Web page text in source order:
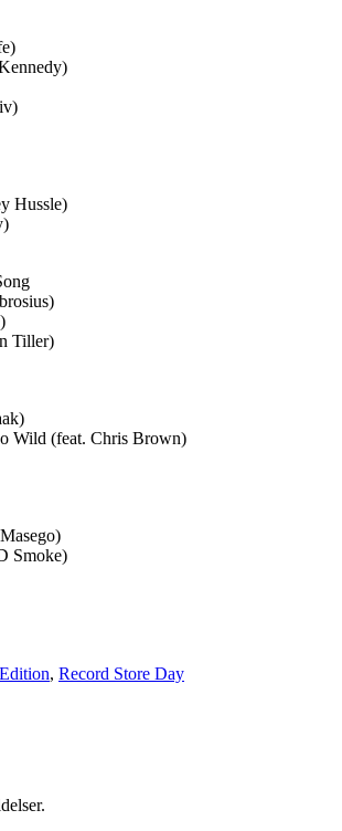
Hussle)
Tiller)
Wild (feat. Chris Brown)
Smoke)
, Record Store Day